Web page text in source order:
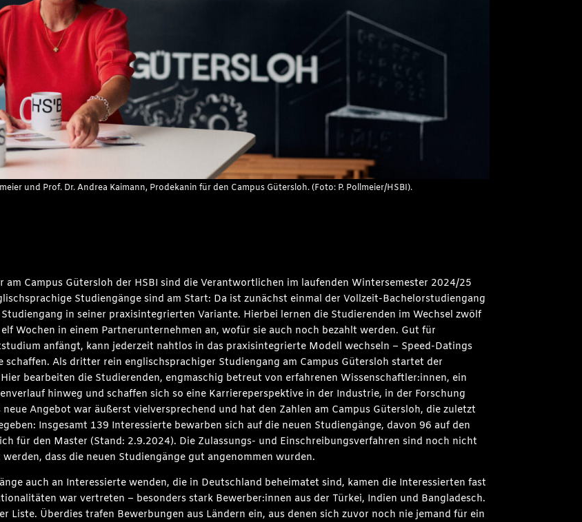
und Prof. Dr. Andrea Kaimann, Prodekanin für den Campus Gütersloh. (Foto: P. Pollmeier/HSBI).
Campus Gütersloh der HSBI sind die Verantwortlichen im laufenden Wintersemester 2024/25
Studiengänge sind am Start: Da ist zunächst einmal der Vollzeit-Bachelorstudiengang
in seiner praxisintegrierten Variante. Hierbei lernen die Studierenden im Wechsel zwölf
Wochen in einem Partnerunternehmen an, wofür sie auch noch bezahlt werden. Gut für
anfängt, kann jederzeit nahtlos in das praxisintegrierte Modell wechseln – Speed-Datings
Als dritter rein englischsprachiger Studiengang am Campus Gütersloh startet der
bearbeiten die Studierenden, engmaschig betreut von erfahrenen Wissenschaftler:innen, ein
hinweg und schaffen sich so eine Karriereperspektive in der Industrie, in der Forschung
Angebot war äußerst vielversprechend und hat den Zahlen am Campus Gütersloh, die zuletzt
Insgesamt 139 Interessierte bewarben sich auf die neuen Studiengänge, davon 96 auf den
für den Master (Stand: 2.9.2024). Die Zulassungs- und Einschreibungsverfahren sind noch nicht
dass die neuen Studiengänge gut angenommen wurden.
auch an Interessierte wenden, die in Deutschland beheimatet sind, kamen die Interessierten fast
war vertreten – besonders stark Bewerber:innen aus der Türkei, Indien und Bangladesch.
Liste. Überdies trafen Bewerbungen aus Ländern ein, aus denen sich zuvor noch nie jemand für ein